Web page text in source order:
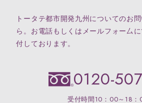
トータテ都市開発九州についてのお
ら。お電話もしくはメールフォー厶
付しております。
0120-
受付時間10：00～18：